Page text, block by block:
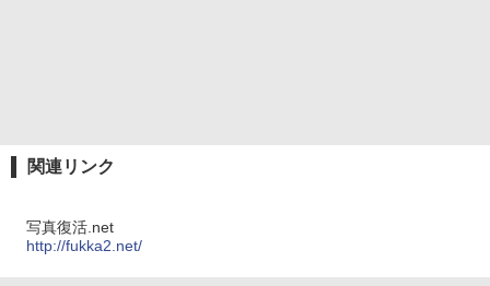
関連リンク
写真復活.net
http://fukka2.net/